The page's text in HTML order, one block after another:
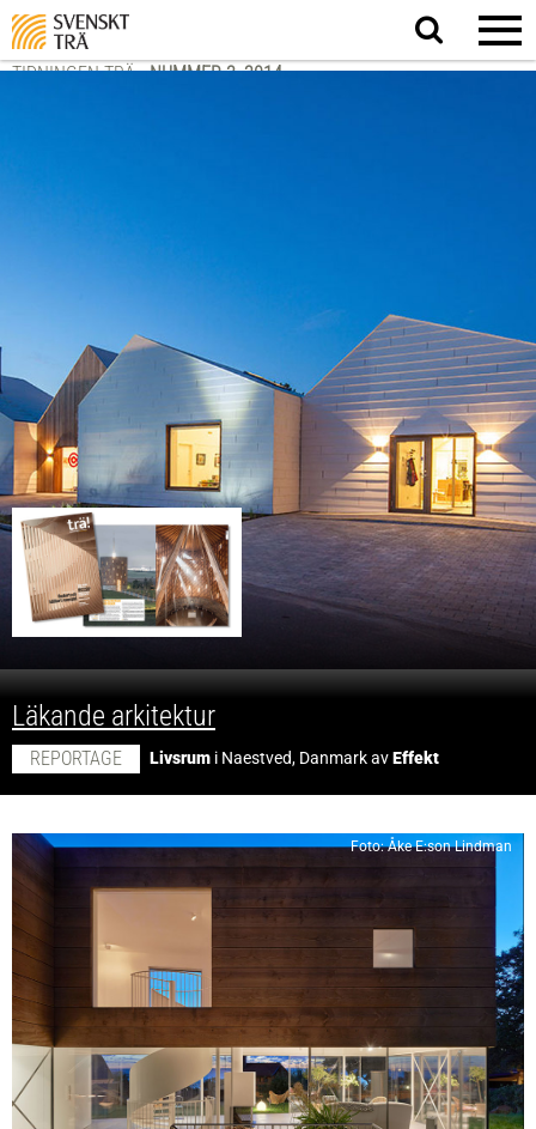
Sök
på
webbplatsen
TIDNINGEN TRÄ-NUMMER 3, 2014
;
Läkande arkitektur
REPORTAGE Livsrum i Naestved, Danmark avEffekt
Foto: Åke E:son Lindman